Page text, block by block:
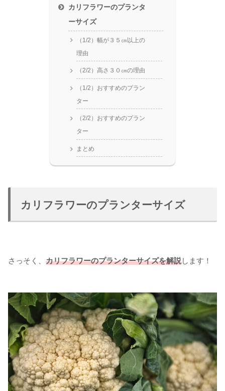
カリフラワーのプランタ
ーサイズ
（1/2）幅が３５㎝以上の
理由
（2/2）高さ３０㎝の理由
（1/2）おすすめのプラン
ター
（2/2）おすすめのプラン
ター
まとめ
カリフラワーのプランターサイズ
さっそく、 カリフラワーのプランターサイズを解説します！